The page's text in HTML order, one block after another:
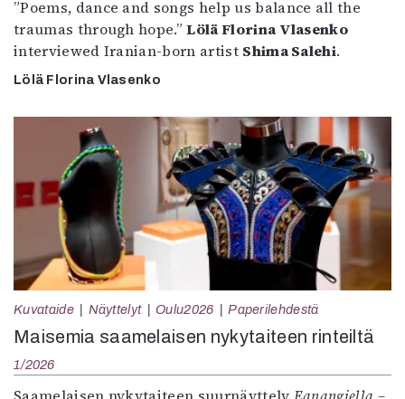
”Poems, dance and songs help us balance all the
traumas through hope.”Lölä Florina Vlasenko
interviewed Iranian-born artist Shima Salehi.
Lölä Florina Vlasenko
Kuvataide Näyttelyt Oulu2026 Paperilehdestä
Maisemia saamelaisen nykytaiteen rinteiltä
1/2026